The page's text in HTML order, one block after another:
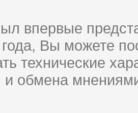
впервые
года, Вы можете
технические
обмена